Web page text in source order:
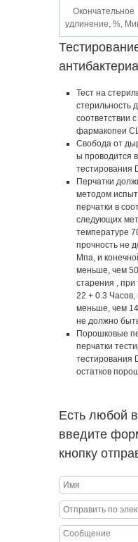
Окончательное
удлинение, %,
Тест на
стерильность
соответствии
фармакопеи
Свобода от
ы проводится
тестирования
Перчатки
методом
перчатки в
следующих
температуре
прочность не
Мпа, и
меньше, чем
старения ,
22 + 0.3
меньше, чем
не должно
Порошковые
перчатки
тестирования
остатков
Есть любой
введите
кнопку